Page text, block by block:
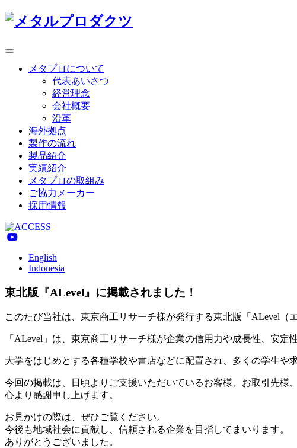
Toggle
navigationメタプロについて
代表あいさつ
経営理念
会社概要
沿革
海外拠点
製作の流れ
製品紹介
実績紹介
メタプロの取組み
ご協力メーカー
採用情報
English
Indonesia
東北版『ALevel』に掲載されました！
このたび当社は、東京商工リサーチ様が発行する東北版「ALevel（
「ALevel」は、東京商工リサーチ様が企業の信用力や成長性、安
大学をはじめとする各種学校や書店などに配置され、多くの学生や
今回の掲載は、日頃よりご支援いただいているお客様、お取引先様
心より感謝申し上げます。
お見かけの際は、ぜひご覧ください。
今後も地域社会に貢献し、信頼される企業を目指してまいります。
ありがとうございました。